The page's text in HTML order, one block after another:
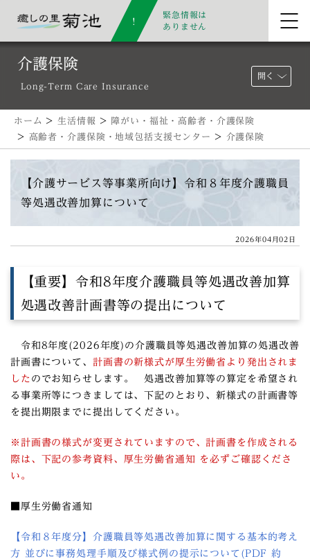
緊急情報は
ありません
介護保険
Long-Term Care Insurance
開く
ホーム >生活情報 >
障がい・福祉・高齢者・介護保険
> 高齢者・介護保険・地域包括支援センター > 介護保険
【介護サービス等事業所向け】令和８年度介護職員
等処遇改善加算について
2026年04月02日
【重要】令和8年度介護職員等処遇改善加算
処遇改善計画書等の提出について
令和8年度(2026年度)の介護職員等処遇改善加算の処遇改善
計画書について、 計画書の新様式が厚生労働省より発出されま
した のでお知らせします。 処遇改善加算等の算定を希望され
る事業所等につきましては、下記のとおり、新様式の計画書等
を提出期限までに提出してください。
※計画書の様式が変更されていますので、計画書を作成される
際は、下記の参考資料、厚生労働省通知 を必ずご確認くださ
い。
■厚生労働省通知
【令和８年度分】介護職員等処遇改善加算に関する基本的考え
方 並びに事務処理手順及び様式例の提示について(PDF 約